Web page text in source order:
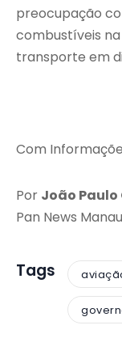
preocupação
combustíveis
transporte em
Com
Por João Paulo
Pan News
Tags